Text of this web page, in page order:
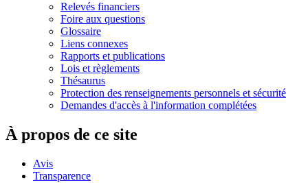
Relevés financiers
Foire aux questions
Glossaire
Liens connexes
Rapports et publications
Lois et règlements
Thésaurus
Protection des renseignements personnels et sécurité
Demandes d'accès à l'information complétées
À propos de ce site
Avis
Transparence